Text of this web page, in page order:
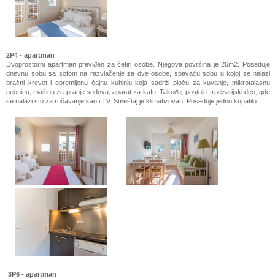
2P4 - apartman
Dvoprostorni apartman previđen za četiri osobe. Njegova površina je 26m2. Poseduje
dnevnu sobu sa sofom na razvlačenje za dve osobe, spavaću sobu u kojoj se nalazi
bračni krevet i opremljenu čajnu kuhinju koja sadrži ploču za kuvanje, mikrotalasnu
pećnicu, mašinu za pranje sudova, aparat za kafu. Takođe, postoji i trpezarijski deo, gde
se nalazi sto za ručavanje kao i TV. Smeštaj je klimatizovan. Poseduje jedno kupatilo.
3P6 - apartman